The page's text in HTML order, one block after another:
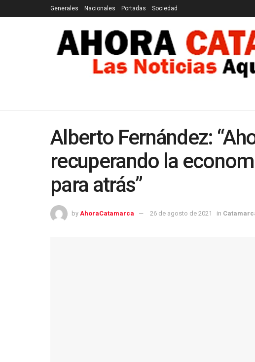
Generales Nacionales Portadas Sociedad
Alberto Fernández:
recuperando la
para atrás”
by AhoraCatamarca 26 de agosto de 2021 in